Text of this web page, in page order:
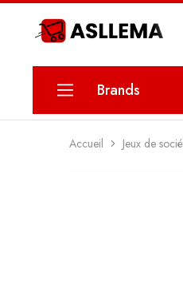
Asllema
Brands
KARINA
Accueil Jeux de